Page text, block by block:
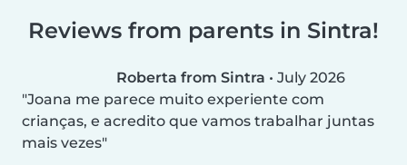
Reviews from parents in Sintra!
Roberta from Sintra • July 2026
Joana me parece muito experiente com
crianças, e acredito que vamos trabalhar juntas
mais vezes